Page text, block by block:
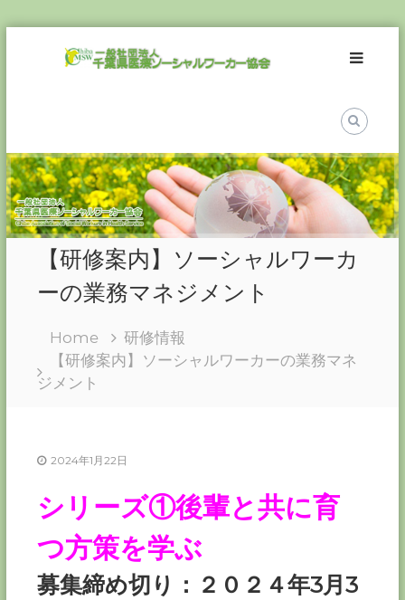
一
般
人
千
葉
県
医
療
ソ
シ
ャ
ル
ワ
ー
会
つ
な
ぐ
つ
【研修案内】ソーシャルワーカ
ーの業務マネジメント
Home
研修情報
【研修案内】ソーシャルワーカーの業務マネ
ジメント
2024年1月22日
シリーズ①後輩と共に育
つ方策を学ぶ
募集締め切り：２０２４年3月3